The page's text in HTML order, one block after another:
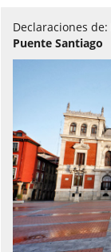
Declaraciones de:
Puente Santiago